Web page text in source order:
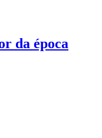
da época